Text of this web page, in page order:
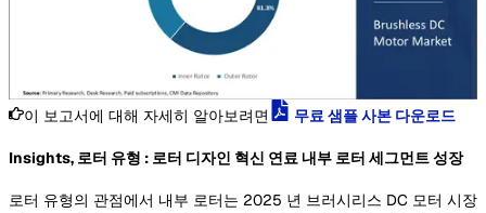
이 보고서에 대해 자세히 알아보려면 무료 샘플 사본 다운로드
Insights, 로터 유형 : 로터 디자인 혁신 연료 내부 로터 세그먼트 성장
로터 유형의 관점에서 내부 로터는 2025 년 브러시리스 DC 모터 시장